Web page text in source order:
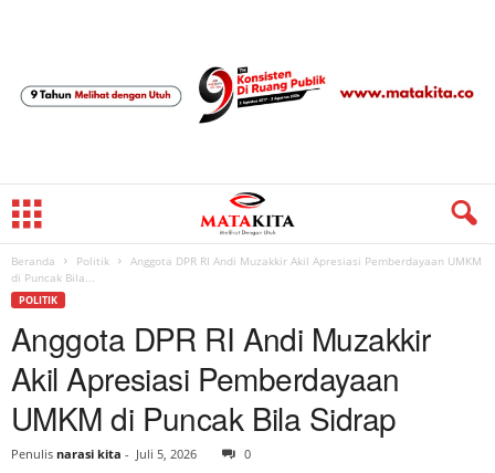
Beranda Politik
Anggota DPR RI Andi Muzakkir Akil Apresiasi Pemberdayaan UMKM
di Puncak Bila...
POLITIK
Anggota DPR RI Andi Muzakkir
Akil Apresiasi Pemberdayaan
UMKM di Puncak Bila Sidrap
Penulis narasi kita - Juli 5, 2026 0